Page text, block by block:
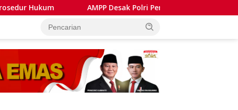
AMPP Desak Polri Pertahankan PTDH Kompol DK dan Tolak